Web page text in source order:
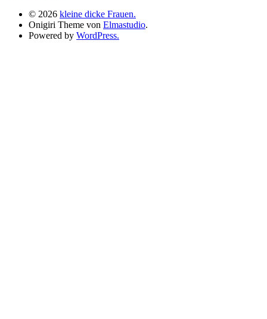
© 2026 kleine dicke Frauen.
Onigiri Theme von Elmastudio.
Powered by WordPress.